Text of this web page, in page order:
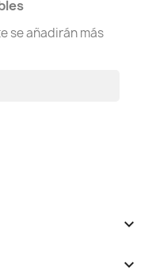
se añadirán más

